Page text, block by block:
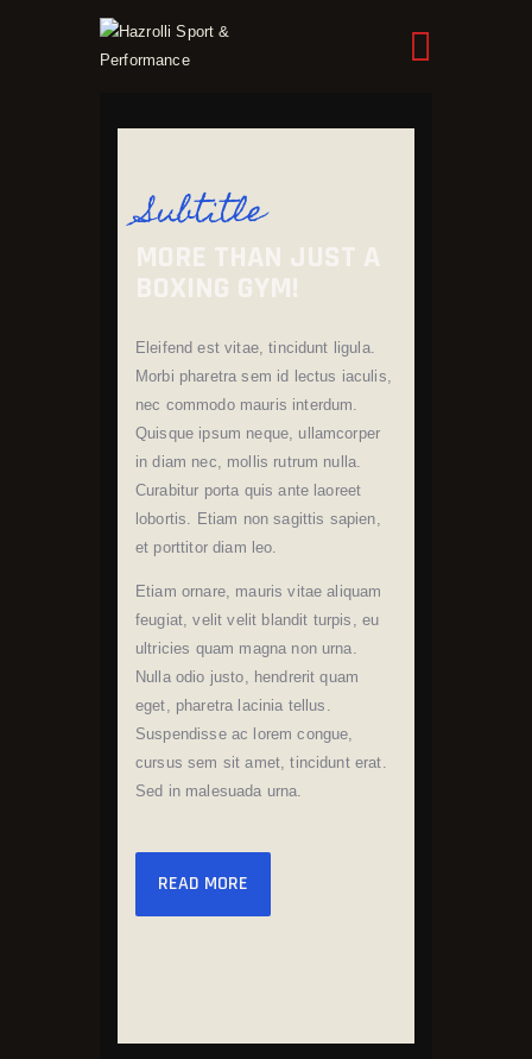
HAZROLLI SPORT & PERFORMANCE
HOME
NEWSSubtitle
MORE THAN JUST A
BOXING GYM!
Eleifend est vitae, tincidunt ligula.
Morbi pharetra sem id lectus iaculis,
nec commodo mauris interdum.
Quisque ipsum neque, ullamcorper
in diam nec, mollis rutrum nulla.
Curabitur porta quis ante laoreet
lobortis. Etiam non sagittis sapien,
et porttitor diam leo.
Etiam ornare, mauris vitae aliquam
feugiat, velit velit blandit turpis, eu
ultricies quam magna non urna.
Nulla odio justo, hendrerit quam
eget, pharetra lacinia tellus.
Suspendisse ac lorem congue,
cursus sem sit amet, tincidunt erat.
Sed in malesuada urna.
READ MORE